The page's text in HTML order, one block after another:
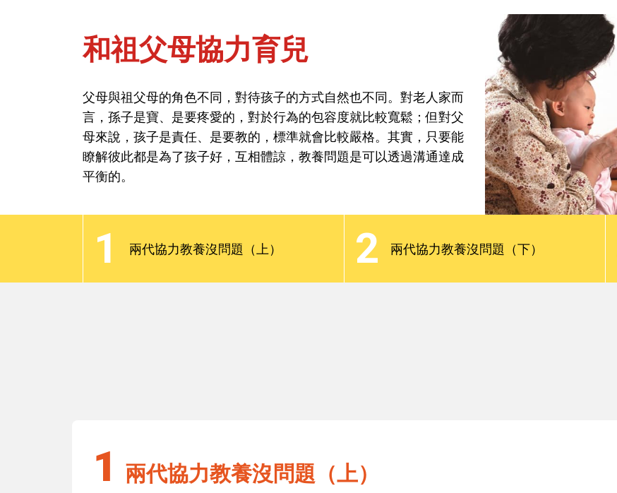
最新觀點 Podcast
首頁 問教養-教養觀
和祖父母協力育兒
父母與祖父母的角色不同，對待孩子的方式自然也不同。對老人家而
言，孫子是寶、是要疼愛的，對於行為的包容度就比較寬鬆；但對父
母來說，孩子是責任、是要教的，標準就會比較嚴格。其實，只要能
瞭解彼此都是為了孩子好，互相體諒，教養問題是可以透過溝通達成
平衡的。
1 兩代協力教養沒問題（上） 2 兩代協力教養沒問題（下）
和祖父母協力育兒
言，孫子是寶、是要疼愛的，對於行為的包容度就比較寬鬆；但對父
母來說，孩子是責任、是要教的，標準就會比較嚴格。其實，只要能
瞭解彼此都是為了孩子好，互相體諒，教養問題是可以透過溝通達成
1 兩代協力教養沒問題（上）